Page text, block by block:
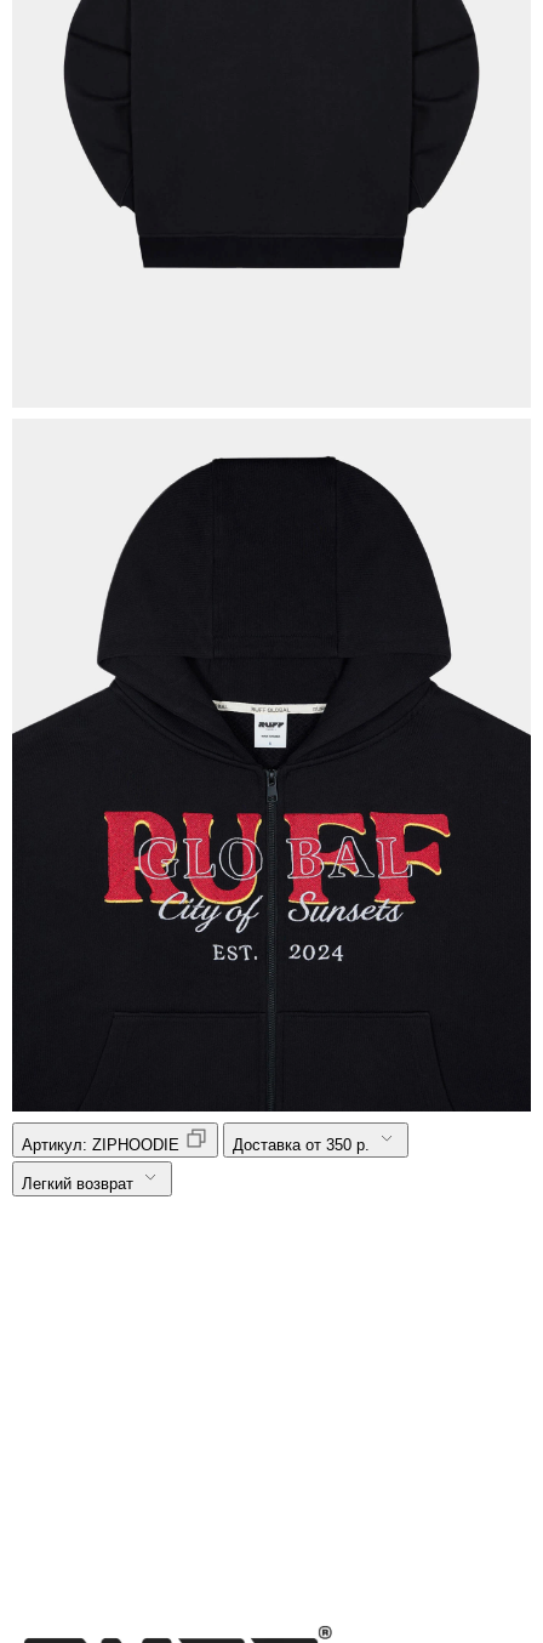
Артикул: ZIPHOODIE Доставка от 350 р.
Легкий возврат